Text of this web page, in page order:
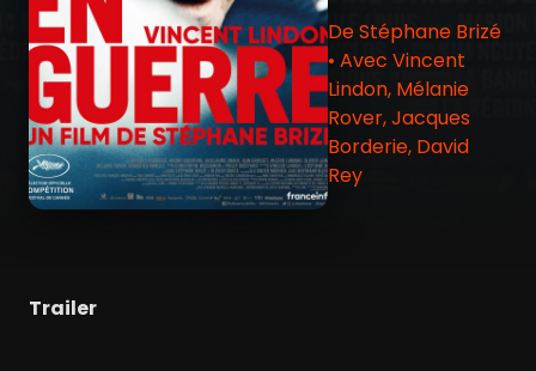
De Stéphane Brizé
• Avec Vincent
Lindon, Mélanie
Rover, Jacques
Borderie, David
Rey
Trailer